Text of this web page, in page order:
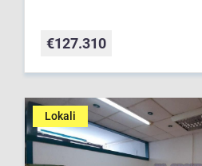
€127.310
Lokali